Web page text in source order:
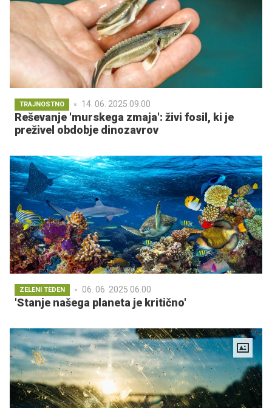
TRAJNOSTNO 14. 06. 2025 09.00
Reševanje 'murskega zmaja': živi fosil, ki je
preživel obdobje dinozavrov
ZELENI TEDEN 06. 06. 2025 06.00
'Stanje našega planeta je kritično'